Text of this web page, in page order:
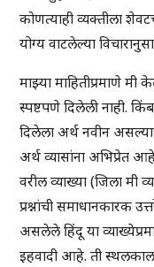
कोणत्याही व्यक्तीला
योग्य वाटलेल्या
माझ्या माहितीप्रमाणे मी
स्पष्टपणे दिलेली नाही.
दिलेला अर्थ नवीन
अर्थ व्यासांना अभिप्रेत
वरील व्याख्या (जिला मी
प्रश्नांची समाधानकारक
असलेले हिंदू या
इहवादी आहे. ती